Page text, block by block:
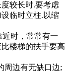
较长时.要考虑
临时立柱.以缩
时，常常有一
楼梯的扶手要高
周边有无缺口边;